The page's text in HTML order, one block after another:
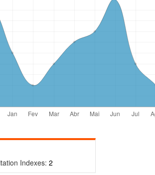
Indexes: 2